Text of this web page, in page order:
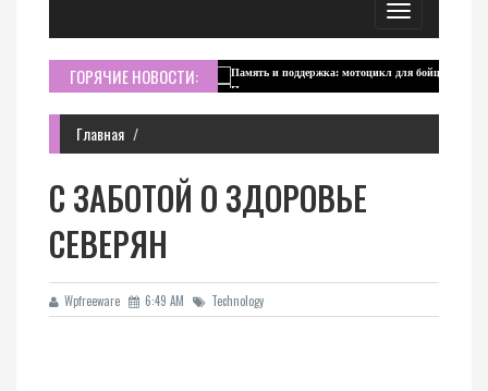
Toggle
navigation
ГОРЯЧИЕ НОВОСТИ:
Главная
С ЗАБОТОЙ О ЗДОРОВЬЕ
СЕВЕРЯН
Wpfreeware 6:49 AM Technology